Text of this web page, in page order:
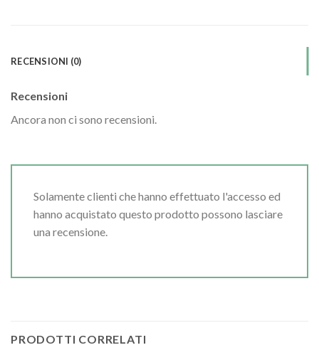
RECENSIONI (0)
Recensioni
Ancora non ci sono recensioni.
Solamente clienti che hanno effettuato l'accesso ed
hanno acquistato questo prodotto possono lasciare
una recensione.
PRODOTTI CORRELATI